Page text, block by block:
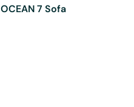
OCEAN 7 Sofa